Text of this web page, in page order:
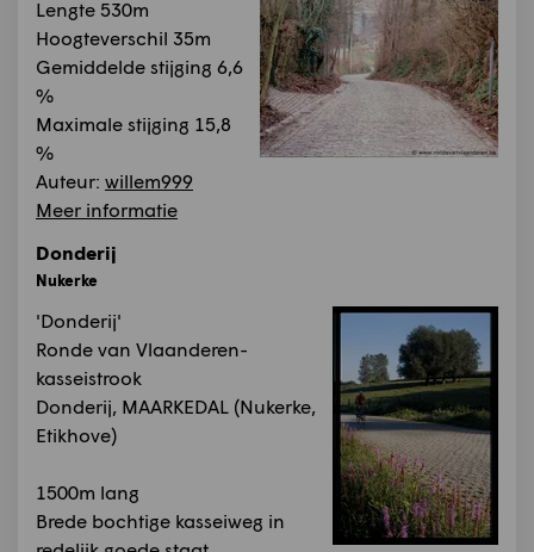
Lengte 530m
Hoogteverschil 35m
Gemiddelde stijging 6,6
%
Maximale stijging 15,8
%
Auteur: willem999
Meer informatie
Donderij
Nukerke
'Donderij'
Ronde van Vlaanderen-
kasseistrook
Donderij, MAARKEDAL (Nukerke,
Etikhove)
1500m lang
Brede bochtige kasseiweg in